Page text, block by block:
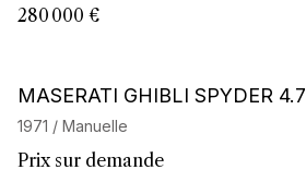
280 000 €
Barnes Exclusive
MASERATI GHIBLI SPYDER 4.7
1971 / Manuelle
Prix sur demande